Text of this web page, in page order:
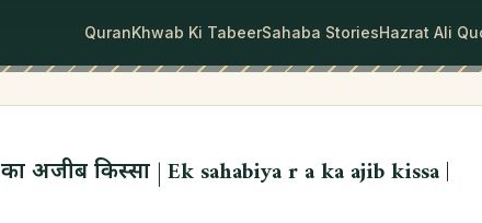
QuranKhwab Ki TabeerSahaba StoriesHazrat Ali
अजीब किस्सा | Ek sahabiya r a ka ajib kissa |